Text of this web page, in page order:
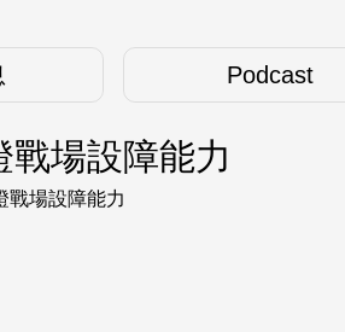
Podcast
場設障能力
戰場設障能力